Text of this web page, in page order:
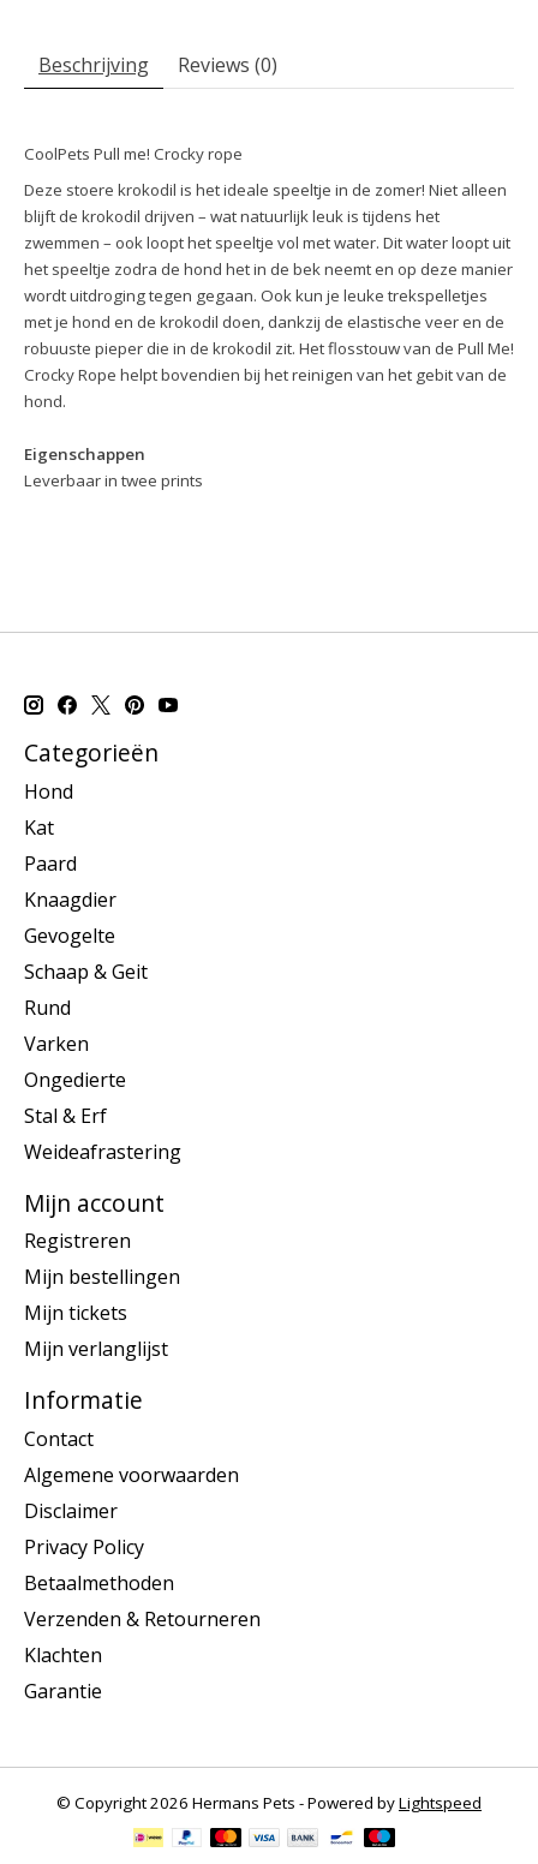
Beschrijving Reviews (0)
CoolPets Pull me! Crocky rope
Deze stoere krokodil is het ideale speeltje in de zomer! Niet alleen
blijft de krokodil drijven – wat natuurlijk leuk is tijdens het
zwemmen – ook loopt het speeltje vol met water. Dit water loopt uit
het speeltje zodra de hond het in de bek neemt en op deze manier
wordt uitdroging tegen gegaan. Ook kun je leuke trekspelletjes
met je hond en de krokodil doen, dankzij de elastische veer en de
robuuste pieper die in de krokodil zit. Het flosstouw van de Pull Me!
Crocky Rope helpt bovendien bij het reinigen van het gebit van de
hond.
Eigenschappen
Leverbaar in twee prints
Categorieën
Hond
Kat
Paard
Knaagdier
Gevogelte
Schaap & Geit
Rund
Varken
Ongedierte
Stal & Erf
Weideafrastering
Mijn account
Registreren
Mijn bestellingen
Mijn tickets
Mijn verlanglijst
Informatie
Contact
Algemene voorwaarden
Disclaimer
Privacy Policy
Betaalmethoden
Verzenden & Retourneren
Klachten
Garantie
© Copyright 2026 Hermans Pets - Powered byLightspeed